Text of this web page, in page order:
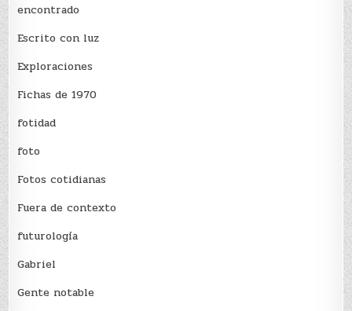
encontrado
Escrito con luz
Exploraciones
Fichas de 1970
fotidad
foto
Fotos cotidianas
Fuera de contexto
futurología
Gabriel
Gente notable